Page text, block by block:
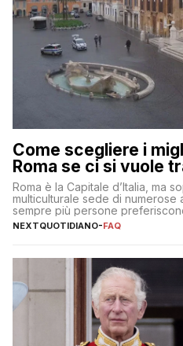
Come scegliere i
Roma se ci si vuole
Roma è la Capitale d’Italia, ma
multiculturale sede di
sempre più persone
NEXTQUOTIDIANO-FAQ